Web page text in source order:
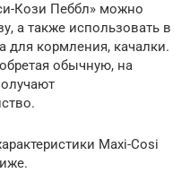
Кози Пеббл» можно
а также использовать в
для кормления, качалки.
обычную, на
Maxi-Cosi